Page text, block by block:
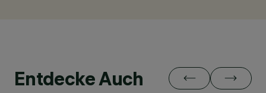
Entdecke Auch